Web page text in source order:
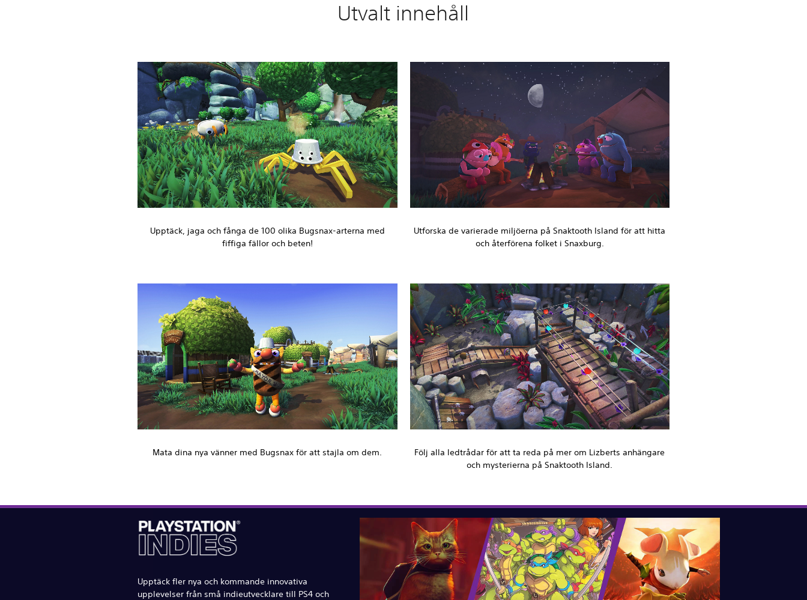
Utvalt innehåll
Upptäck, jaga och fånga de 100 olika Bugsnax-arterna med
fiffiga fällor och beten!
Utforska de varierade miljöerna på Snaktooth Island för att hitta
och återförena folket i Snaxburg.
Mata dina nya vänner med Bugsnax för att stajla om dem.
Följ alla ledtrådar för att ta reda på mer om Lizberts anhängare
och mysterierna på Snaktooth Island.
Upptäck fler nya och kommande innovativa
upplevelser från små indieutvecklare till PS4 och